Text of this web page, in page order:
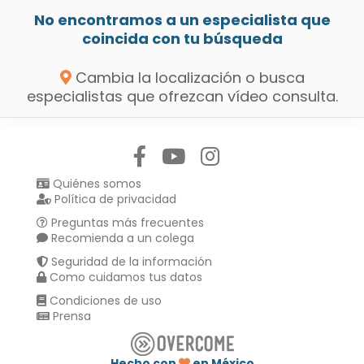
No encontramos a un especialista que
coincida con tu búsqueda
Cambia la localización o busca
especialistas que ofrezcan vídeo consulta.
Quiénes somos
Política de privacidad
Preguntas más frecuentes
Recomienda a un colega
Seguridad de la información
Como cuidamos tus datos
Condiciones de uso
Prensa